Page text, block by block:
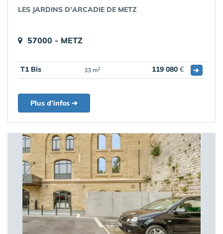
LES JARDINS D'ARCADIE DE METZ
57000 - METZ
T1 Bis 33 m2 119 080 € ➔
Plus d'infos ➔